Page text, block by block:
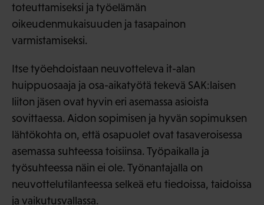
toteuttamiseksi ja työelämän
oikeudenmukaisuuden ja tasapainon
varmistamiseksi.
Itse työehdoistaan neuvotteleva it-alan
huippuosaaja ja osa-aikatyötä tekevä SAK:laisen
liiton jäsen ovat hyvin eri asemassa asioista
sovittaessa. Aidon sopimisen ja hyvän sopimuksen
lähtökohta on, että osapuolet ovat tasaveroisessa
asemassa suhteessa toisiinsa. Työpaikalla ja
työsuhteessa näin ei ole. Työnantajalla on
neuvottelutilanteessa selkeä etu tiedoissa, taidoissa
ja vaikutusvallassa.